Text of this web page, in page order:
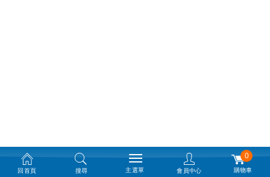
回首頁 搜尋 主選單 會員中心
0
購物車